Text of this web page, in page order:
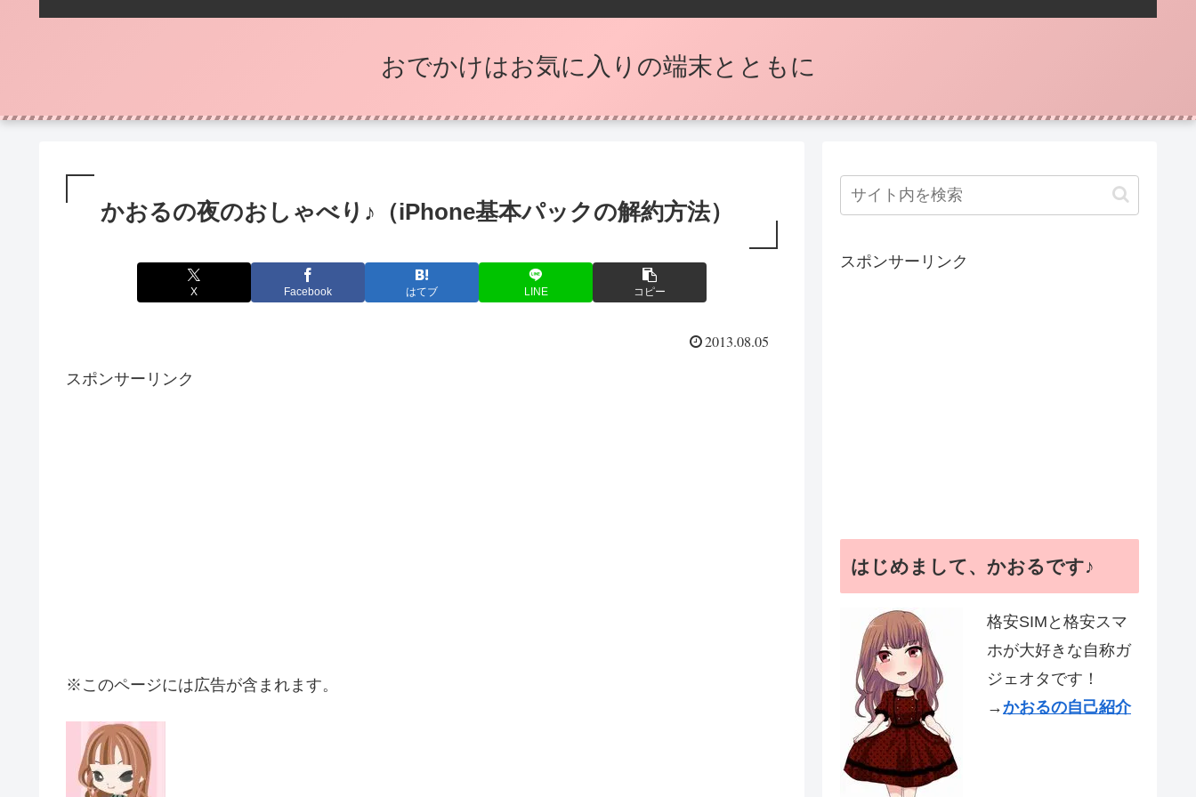
おでかけはお気に入りの端末とともに
かおるの夜のおしゃべり♪（iPhone基本パックの解約方法）
X Facebook はてブ LINE コピー
2013.08.05
スポンサーリンク
※このページには広告が含まれます。
スポンサーリンク
はじめまして、かおるです♪
格安SIMと格安スマ
ホが大好きな自称ガ
ジェオタです！
→かおるの自己紹介